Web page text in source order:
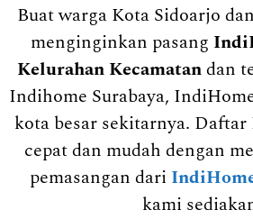
Buat warga Kota Sidoarjo
menginginkan pasang
Kelurahan Kecamatan dan
Indihome Surabaya,
kota besar sekitarnya.
cepat dan mudah dengan
pemasangan dari
kami